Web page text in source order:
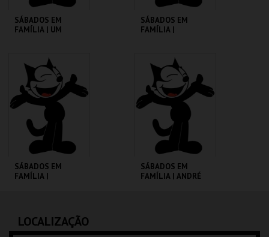
SÁBADOS EM
FAMÍLIA | UM
CINEMATECA
MAIS INFO
COMPRAR
SÁBADOS EM
FAMÍLIA |
CINEMATECA
MAIS INFO
COMPRAR
SÁBADOS EM
FAMÍLIA |
SÁBADOS EM
FAMÍLIA | ANDRÉ
LOCALIZAÇÃO